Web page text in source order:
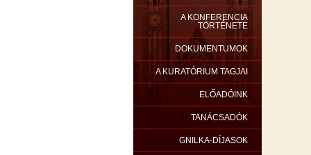
A KONFERENCIA
TÖRTÉNETE
DOKUMENTUMOK
A KURATÓRIUM TAGJAI
ELŐADÓINK
TANÁCSADÓK
GNILKA-DÍJASOK